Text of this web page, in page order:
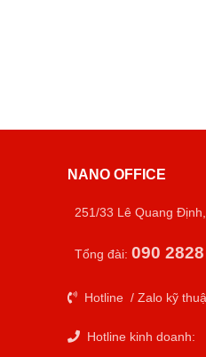
NANO OFFICE
251/33 Lê Quang
Tổng đài: 090
Hotline / Zalo kỹ
Hotline kinh doanh: